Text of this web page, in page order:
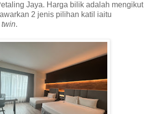
Jaya. Harga bilik adalah mengikut
2 jenis pilihan katil iaitu
twin.